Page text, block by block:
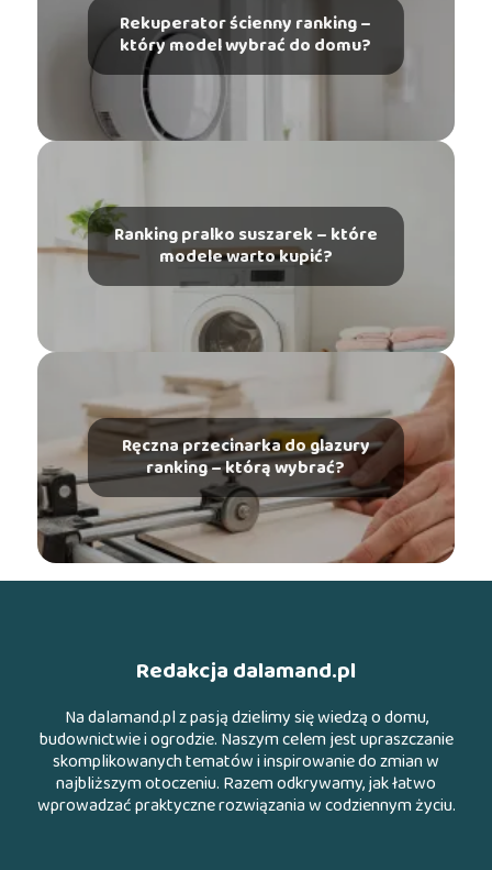
Rekuperator ścienny ranking –
który model wybrać do domu?
Ranking pralko suszarek – które
modele warto kupić?
Ręczna przecinarka do glazury
ranking – którą wybrać?
Redakcja dalamand.pl
Na dalamand.pl z pasją dzielimy się wiedzą o domu,
budownictwie i ogrodzie. Naszym celem jest upraszczanie
skomplikowanych tematów i inspirowanie do zmian w
najbliższym otoczeniu. Razem odkrywamy, jak łatwo
wprowadzać praktyczne rozwiązania w codziennym życiu.